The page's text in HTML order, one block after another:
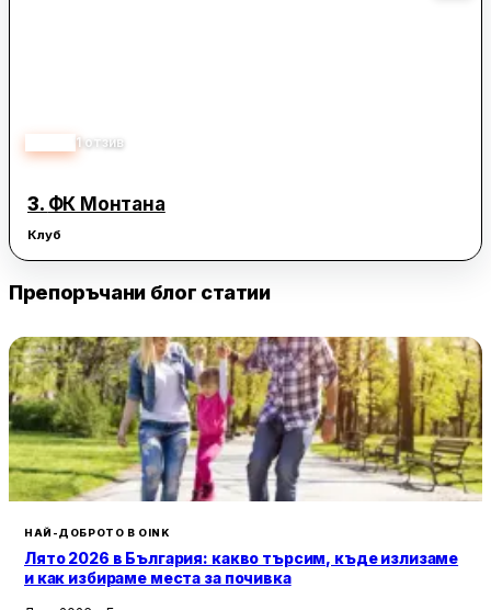
1 отзив
3. ФК Монтана
Клуб
Препоръчани блог статии
НАЙ-ДОБРОТО В OINK
Лято 2026 в България: какво търсим, къде излизаме
и как избираме места за почивка